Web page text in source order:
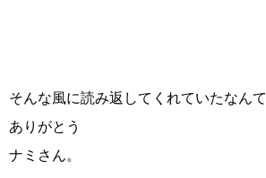
そんな風に読み返してくれていたなんて
ありがとう
ナミさん。